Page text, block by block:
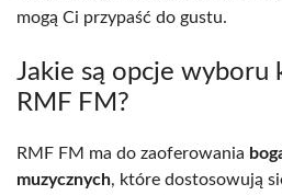
mogą Ci przypaść do gustu.
Jakie są opcje wyboru
RMF FM?
RMF FM ma do zaoferowania
muzycznych, które dostosowują